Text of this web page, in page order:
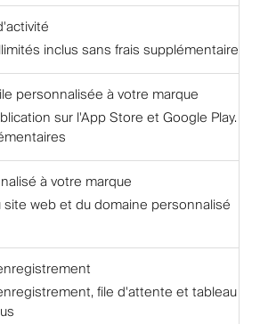
inclus sans frais supplémentaires
personnalisée à votre marque
sur l'App Store et Google Play.
à votre marque
web et du domaine personnalisé
file d'attente et tableau de